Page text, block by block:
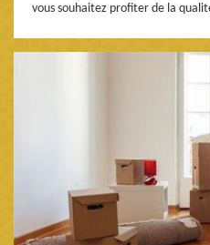
vous souhaitez profiter de la